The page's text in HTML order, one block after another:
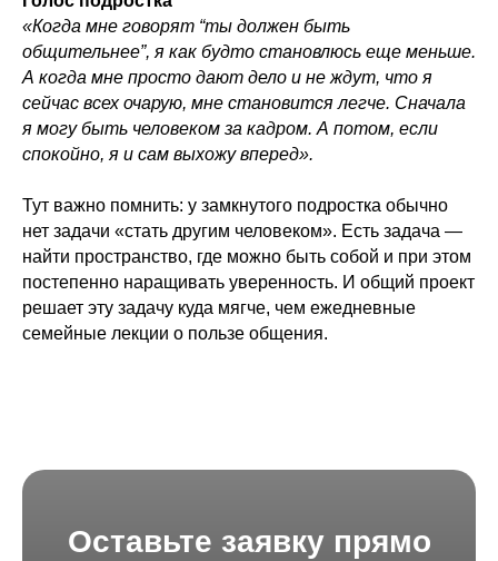
«Когда мне говорят “ты должен быть
общительнее”, я как будто становлюсь еще меньше.
А когда мне просто дают дело и не ждут, что я
сейчас всех очарую, мне становится легче. Сначала
я могу быть человеком за кадром. А потом, если
спокойно, я и сам выхожу вперед».
Тут важно помнить: у замкнутого подростка обычно
нет задачи «стать другим человеком». Есть задача —
найти пространство, где можно быть собой и при этом
постепенно наращивать уверенность. И общий проект
решает эту задачу куда мягче, чем ежедневные
семейные лекции о пользе общения.
Оставьте заявку прямо